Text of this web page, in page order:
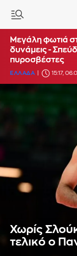
Μεγάλη φωτιά
δυνάμεις -
πυροσβέστες
ΕΛΛΑΔΑ 15:17,
Χωρίς
τελικό ο